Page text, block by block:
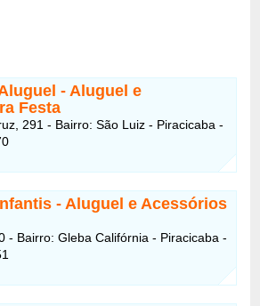
- Aluguel e
Festa
291 - Bairro: São Luiz - Piracicaba -
- Aluguel e Acessórios
- Bairro: Gleba Califórnia - Piracicaba -